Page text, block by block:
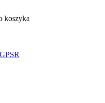
koszyka